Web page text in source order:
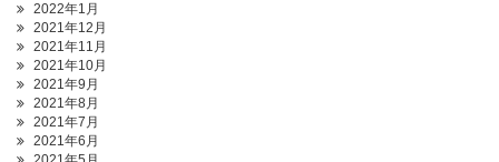
2022年1月
2021年12月
2021年11月
2021年10月
2021年9月
2021年8月
2021年7月
2021年6月